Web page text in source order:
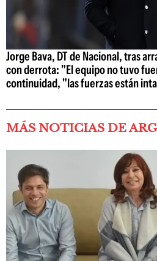
Jorge Bava, DT de Nacional, tras
con derrota: "El equipo no tuvo
continuidad, "las fuerzas están
MÁS NOTICIAS DE